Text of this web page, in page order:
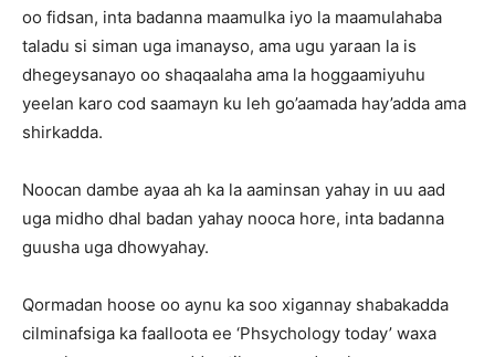
oo fidsan, inta badanna maamulka iyo la maamulahaba
taladu si siman uga imanayso, ama ugu yaraan la is
dhegeysanayo oo shaqaalaha ama la hoggaamiyuhu
yeelan karo cod saamayn ku leh go’aamada hay’adda ama
shirkadda.
Noocan dambe ayaa ah ka la aaminsan yahay in uu aad
uga midho dhal badan yahay nooca hore, inta badanna
guusha uga dhowyahay.
Qormadan hoose oo aynu ka soo xigannay shabakadda
cilminafsiga ka faalloota ee ‘Phsychology today’ waxa